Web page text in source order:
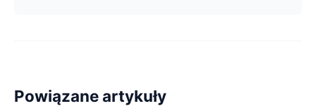
Powiązane artykuły